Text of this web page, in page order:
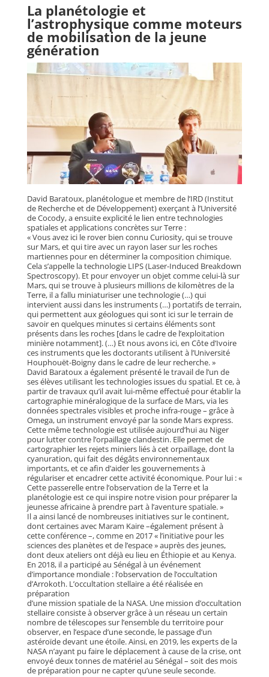
La planétologie et
l’astrophysique comme moteurs
de mobilisation de la jeune
génération
David Baratoux, planétologue et membre de l’IRD (Institut
de Recherche et de Développement) exerçant à l’Université
de Cocody, a ensuite explicité le lien entre technologies
spatiales et applications concrètes sur Terre :
« Vous avez ici le rover bien connu Curiosity, qui se trouve
sur Mars, et qui tire avec un rayon laser sur les roches
martiennes pour en déterminer la composition chimique.
Cela s’appelle la technologie LIPS (Laser-Induced Breakdown
Spectroscopy). Et pour envoyer un objet comme celui-là sur
Mars, qui se trouve à plusieurs millions de kilomètres de la
Terre, il a fallu miniaturiser une technologie (…) qui
intervient aussi dans les instruments (…) portatifs de terrain,
qui permettent aux géologues qui sont ici sur le terrain de
savoir en quelques minutes si certains éléments sont
présents dans les roches [dans le cadre de l’exploitation
minière notamment]. (…) Et nous avons ici, en Côte d’Ivoire
ces instruments que les doctorants utilisent à l’Université
Houphouët-Boigny dans le cadre de leur recherche. »
David Baratoux a également présenté le travail de l’un de
ses élèves utilisant les technologies issues du spatial. Et ce, à
partir de travaux qu’il avait lui-même effectué pour établir la
cartographie minéralogique de la surface de Mars, via les
données spectrales visibles et proche infra-rouge – grâce à
Omega, un instrument envoyé par la sonde Mars express.
Cette même technologie est utilisée aujourd’hui au Niger
pour lutter contre l’orpaillage clandestin. Elle permet de
cartographier les rejets miniers liés à cet orpaillage, dont la
cyanuration, qui fait des dégâts environnementaux
importants, et ce afin d’aider les gouvernements à
régulariser et encadrer cette activité économique. Pour lui : «
Cette passerelle entre l’observation de la Terre et la
planétologie est ce qui inspire notre vision pour préparer la
jeunesse africaine à prendre part à l’aventure spatiale. »
Il a ainsi lancé de nombreuses initiatives sur le continent,
dont certaines avec Maram Kaire –également présent à
cette conférence –, comme en 2017 « l’initiative pour les
sciences des planètes et de l’espace » auprès des jeunes,
dont deux ateliers ont déjà eu lieu en Éthiopie et au Kenya.
En 2018, il a participé au Sénégal à un événement
d’importance mondiale : l’observation de l’occultation
d’Arrokoth. L’occultation stellaire a été réalisée en
préparation
d’une mission spatiale de la NASA. Une mission d’occultation
stellaire consiste à observer grâce à un réseau un certain
nombre de télescopes sur l’ensemble du territoire pour
observer, en l’espace d’une seconde, le passage d’un
astéroïde devant une étoile. Ainsi, en 2019, les experts de la
NASA n’ayant pu faire le déplacement à cause de la crise, ont
envoyé deux tonnes de matériel au Sénégal – soit des mois
de préparation pour ne capter qu’une seule seconde.